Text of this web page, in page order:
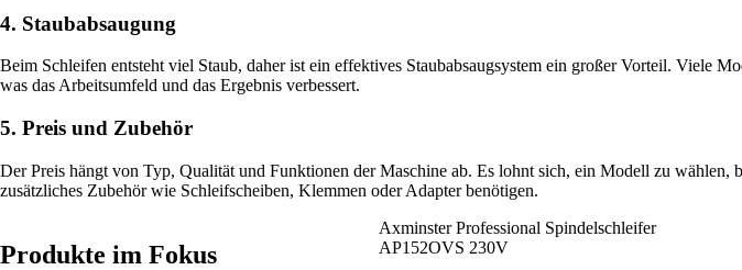
4. Staubabsaugung
Beim Schleifen entsteht viel Staub, daher ist ein effektives Staubabsaugsystem ein großer Vorteil. Viele
was das Arbeitsumfeld und das Ergebnis verbessert.
5. Preis und Zubehör
Der Preis hängt von Typ, Qualität und Funktionen der Maschine ab. Es lohnt sich, ein Modell zu
zusätzliches Zubehör wie Schleifscheiben, Klemmen oder Adapter benötigen.
Produkte im Fokus
Axminster Professional Spindelschleifer
AP152OVS 230V